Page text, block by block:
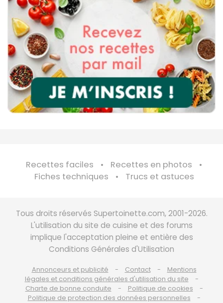
Recettes faciles
Recettes en photos
Fiches techniques
Trucs et astuces
Tous droits réservés Supertoinette.com, 2001-2026.
L'utilisation du site de cuisine et des forums
implique l'acceptation pleine et entière des
Conditions Générales d'Utilisation
Annonceurs et publicité Contact
Mentions
légales et conditions générales d'utilisation du site
Charte de bonne conduite
Politique de cookies
Politique de protection des données personnelles